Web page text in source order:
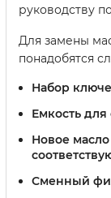
руководству
Для замены
понадобятся
Набор
Емкость для
Новое
Сменный